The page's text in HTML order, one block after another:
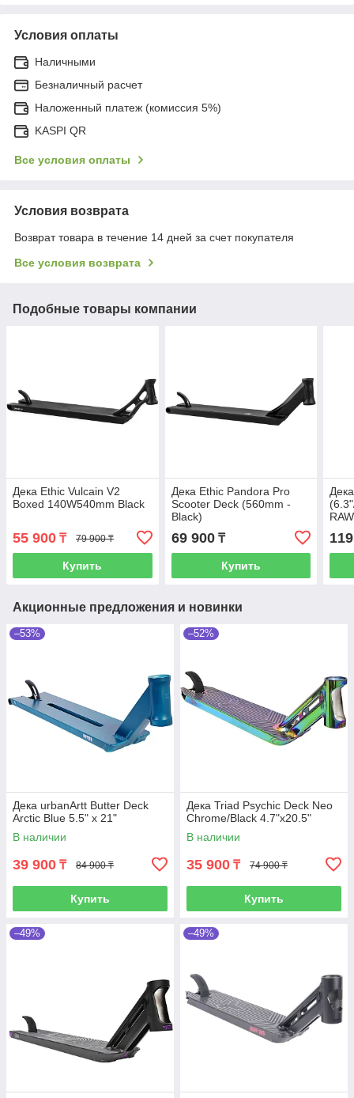
Условия оплаты
Наличными
Безналичный расчет
Наложенный платеж (комиссия 5%)
KASPI QR
Все условия оплаты
Условия возврата
Возврат товара в течение 14 дней за счет покупателя
Все условия возврата
Подобные товары компании
Дека Ethic Vulcain V2
Boxed 140W540mm Black
55 900 ₸ 79 900 ₸
Купить
Дека Ethic Pandora Pro
Scooter Deck (560mm -
Black)
69 900₸
Купить
RAW
Акционные предложения и новинки
–53%
Дека urbanArtt Butter Deck
Arctic Blue 5.5" x 21"
В наличии
39 900 ₸ 84 900 ₸
Купить
–52%
Дека Triad Psychic Deck Neo
Chrome/Black 4.7"x20.5"
В наличии
35 900 ₸ 74 900 ₸
Купить
–49% –49%